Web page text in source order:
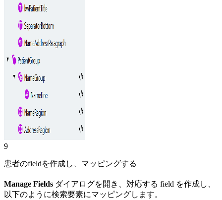
9
患者のfieldを作成し、マッピングする
Manage Fields ダイアログを開き、対応する field を作成し、
以下のように検索要素にマッピングします。